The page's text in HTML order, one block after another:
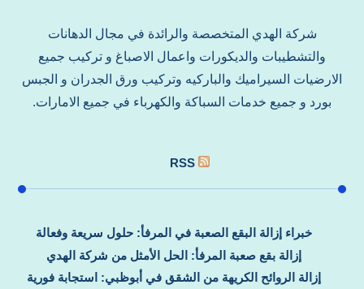
شركة الهدي المتخصصة والرائدة في مجال الدهانات
والتشطيبات والديكورات واعمال الاصباغ و تركيب جميع
الارضيات السيراميك والباركيه وتركيب ورق الجدران و الجبس
بورد و جميع خدمات السباكة والكهرباء في جميع الامارات.
RSS
خبراء إزالة البقع الصعبة في المرفأ: حلول سريعة وفعالة
إزالة بقع صعبة المرفأ: الحل الأمثل من شركة الهدي
إزالة الروائح الكريهة من الشقق في أبوظبي: استجابة فورية